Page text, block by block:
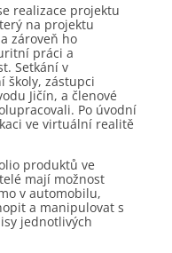
realizace projektu
na projektu
zároveň ho
práci a
Setkání v
školy, zástupci
Jičín, a členové
Po úvodní
ve virtuální realitě
produktů ve
mají možnost
v automobilu,
a manipulovat s
jednotlivých